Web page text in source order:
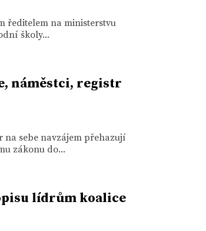
ředitelem na ministerstvu
školy...
náměstci, registr
na sebe navzájem přehazují
zákonu do...
lídrům koalice